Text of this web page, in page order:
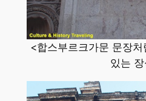
<합스부르크가문 문장
있는